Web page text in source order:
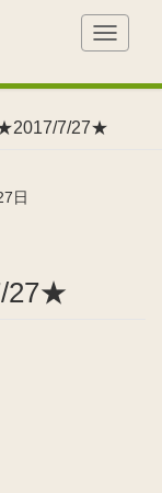
T
g
l
7/27★
日
27★